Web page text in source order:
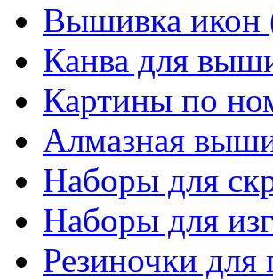
Вышивка икон
Канва для
Картины по
Алмазная
Наборы для
Наборы для
Резиночки для